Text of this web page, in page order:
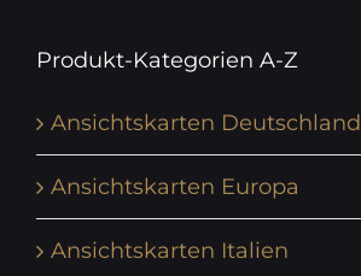
Produkt-Kategorien A-Z
Ansichtskarten Deutschland
Ansichtskarten Europa
Ansichtskarten Italien